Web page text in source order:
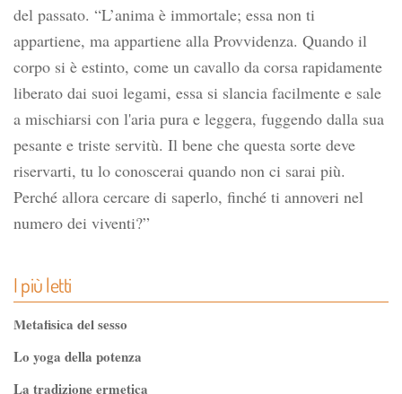
del passato. “L’anima è immortale; essa non ti
appartiene, ma appartiene alla Provvidenza. Quando il
corpo si è estinto, come un cavallo da corsa rapidamente
liberato dai suoi legami, essa si slancia facilmente e sale
a mischiarsi con l'aria pura e leggera, fuggendo dalla sua
pesante e triste servitù. Il bene che questa sorte deve
riservarti, tu lo conoscerai quando non ci sarai più.
Perché allora cercare di saperlo, finché ti annoveri nel
numero dei viventi?”
I più letti
Metafisica del sesso
Lo yoga della potenza
La tradizione ermetica